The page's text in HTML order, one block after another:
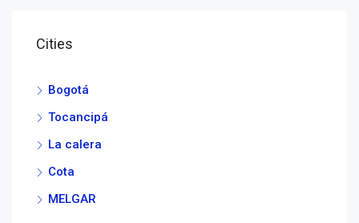
Cities
Bogotá
Tocancipá
La calera
Cota
MELGAR